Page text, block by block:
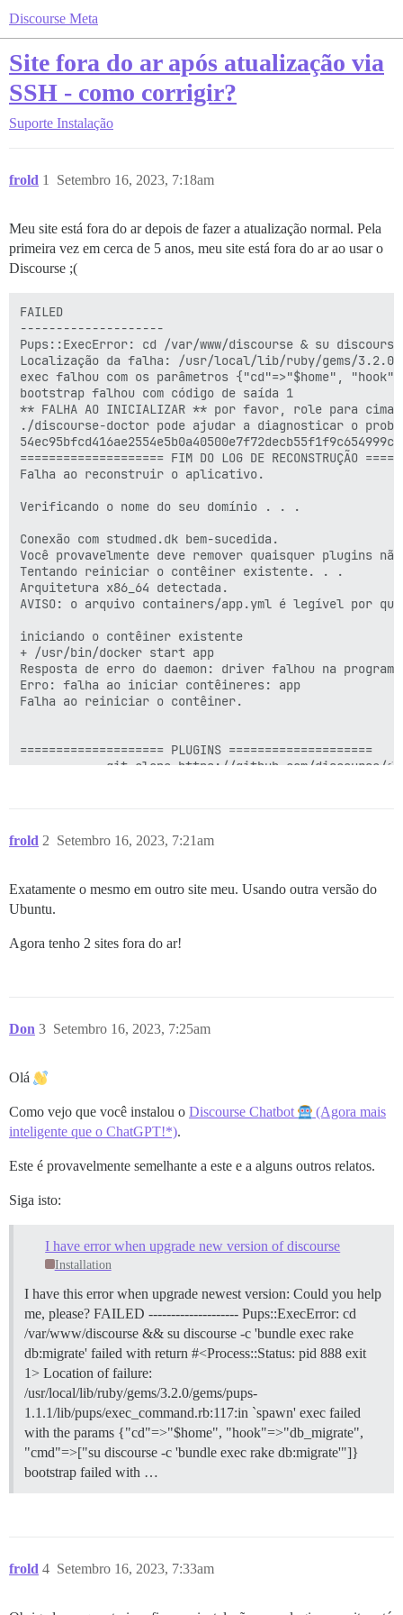
Discourse Meta
Site fora do ar após atualização via
SSH - como corrigir?
Suporte Instalação
frold Setembro 16, 2023, 7:18am
1
Meu site está fora do ar depois de fazer a atualização normal. Pela
primeira vez em cerca de 5 anos, meu site está fora do ar ao usar o
Discourse ;(
FAILED
--------------------
Pups::ExecError: cd /var/www/discourse & su
Localização da falha: /usr/local/lib/ruby/gems/3.2.0/
exec falhou com os parâmetros {"cd"=>"$home",
bootstrap falhou com código de saída 1
** FALHA AO INICIALIZAR ** por favor, role para
./discourse-doctor pode ajudar a diagnosticar o
==================== FIM DO LOG DE RECONSTRUÇÃO
Falha ao reconstruir o aplicativo.
Verificando o nome do seu domínio . . .
Conexão com studmed.dk bem-sucedida.
Você provavelmente deve remover quaisquer plugins
Tentando reiniciar o contêiner existente. . .
Arquitetura x86_64 detectada.
AVISO: o arquivo containers/app.yml é legível por
iniciando o contêiner existente
+ /usr/bin/docker start app
Resposta de erro do daemon: driver falhou na
Erro: falha ao iniciar contêineres: app
Falha ao reiniciar o contêiner.
==================== PLUGINS ====================
- git clone https://github.com/discourse/
##        - git clone https://github.com/discourse/
- git clone https://github.com/
##        - git clone https://github.com/paviliondev/
- git clone https://github.com/discourse/
Se você estiver tendo problemas, deve desativá-los
========================================
Versão do Discourse em studmed.dk: NÃO ENCONTRADA
Versão do Discourse em localhost: NÃO ENCONTRADA
==================== INFORMAÇÕES DE MEMÓRIA
Swap:          2047          60        1987
==================== VERIFICAÇÃO DE ESPAÇO EM DISCO
---------- Espaço em Disco do SO ----------
Filesystem      Size  Used Avail Use% Mounted on
/dev/vda1        49G   40G  8.7G  83% /
==================== INFORMAÇÕES DE DISCO
Disco /dev/vda: 50 GiB, 53687091200 bytes, 104857600
Unidades: setores de 1 * 512 = 512 bytes
Tamanho do setor (lógico/físico): 512 bytes / 512
Tamanho de E/S (mínimo/ótimo): 512 bytes / 512 bytes
Tipo de rótulo do disco: gpt
Identificador do disco: 3980448C-AF15-4833-A022-
As entradas da tabela de partição não estão na ordem
==================== FIM DAS INFORMAÇÕES DE DISCO
frold Setembro 16, 2023, 7:21am
2
Exatamente o mesmo em outro site meu. Usando outra versão do
Ubuntu.
Agora tenho 2 sites fora do ar!
Don Setembro 16, 2023, 7:25am
3
Olá
Como vejo que você instalou o Discourse Chatbot
(Agora mais
inteligente que o ChatGPT!*).
Este é provavelmente semelhante a este e a alguns outros relatos.
Siga isto:
I have error when upgrade new version of discourse
Installation
I have this error when upgrade newest version: Could you help
me, please? FAILED -------------------- Pups::ExecError: cd
/var/www/discourse && su discourse -c 'bundle exec rake
db:migrate' failed with return #<Process::Status: pid 888 exit
1> Location of failure:
/usr/local/lib/ruby/gems/3.2.0/gems/pups-
1.1.1/lib/pups/exec_command.rb:117:in `spawn' exec failed
with the params {"cd"=>"$home", "hook"=>"db_migrate",
"cmd"=>["su discourse -c 'bundle exec rake db:migrate'"]}
bootstrap failed with …
frold Setembro 16, 2023, 7:33am
4